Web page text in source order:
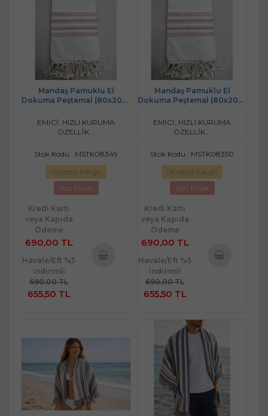
Mandaş Pamuklu El
Dokuma Peştemal (80x200)
EMİCİ, HIZLI KURUMA
ÖZELLİK...
Stok Kodu : MSTK08349
Ücretsiz Kargo
Son Fırsat
Kredi Kartı
veya Kapıda
Ödeme
690,00 TL
Havale/Eft %5
indirimli
690,00 TL
655,50 TL
Mandaş Pamuklu El
Dokuma Peştemal (80x200)
EMİCİ, HIZLI KURUMA
ÖZELLİK...
Stok Kodu : MSTK08350
Ücretsiz Kargo
Son Fırsat
Kredi Kartı
veya Kapıda
Ödeme
690,00 TL
Havale/Eft %5
indirimli
690,00 TL
655,50 TL